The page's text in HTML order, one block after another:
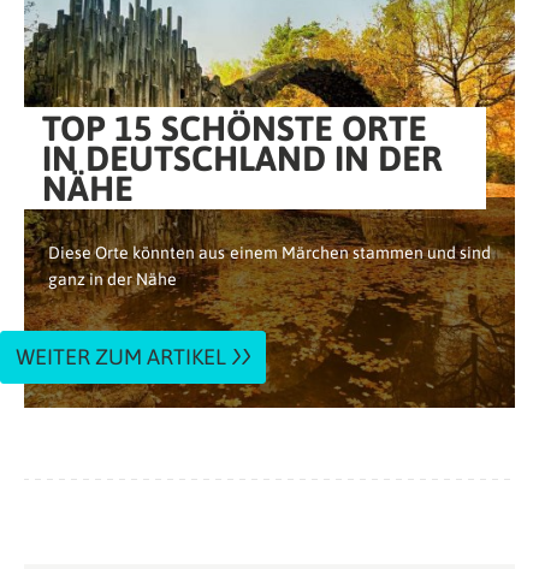
TOP 15 SCHÖNSTE ORTE
IN DEUTSCHLAND IN DER
NÄHE
Diese Orte könnten aus einem Märchen stammen und sind
ganz in der Nähe
WEITER ZUM ARTIKEL